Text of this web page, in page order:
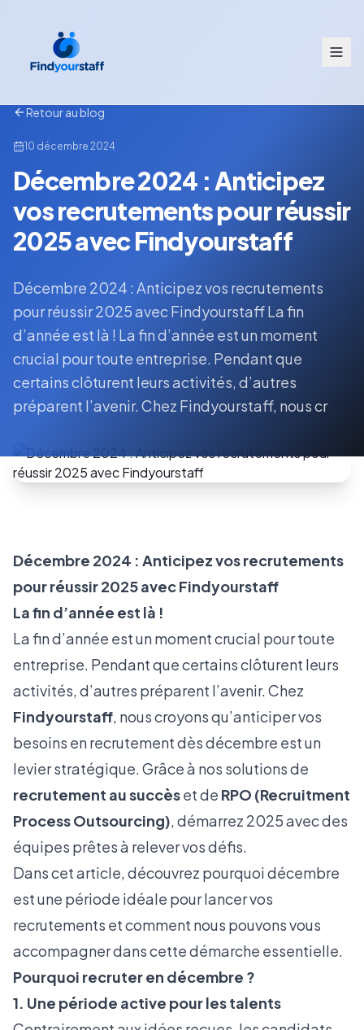
Retour au blog
10 décembre 2024
Décembre 2024 : Anticipez
vos recrutements pour réussir
2025 avec Findyourstaff
Décembre 2024 : Anticipez vos recrutements
pour réussir 2025 avec Findyourstaff La fin
d’année est là ! La fin d’année est un moment
crucial pour toute entreprise. Pendant que
certains clôturent leurs activités, d’autres
préparent l’avenir. Chez Findyourstaff, nous cr
Décembre 2024 : Anticipez vos recrutements
pour réussir 2025 avec Findyourstaff
La fin d’année est là !
La fin d’année est un moment crucial pour toute
entreprise. Pendant que certains clôturent leurs
activités, d’autres préparent l’avenir. Chez
Findyourstaff, nous croyons qu’anticiper vos
besoins en recrutement dès décembre est un
levier stratégique. Grâce à nos solutions de
recrutement au succèset de RPO (Recruitment
Process Outsourcing), démarrez 2025 avec des
équipes prêtes à relever vos défis.
Dans cet article, découvrez pourquoi décembre
est une période idéale pour lancer vos
recrutements et comment nous pouvons vous
accompagner dans cette démarche essentielle.
Pourquoi recruter en décembre ?
1. Une période active pour les talents